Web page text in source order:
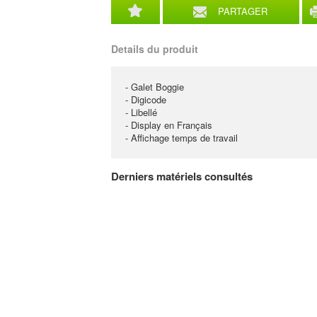
PARTAGER
Details du produit
- Galet Boggie
- Digicode
- Libellé
- Display en Français
- Affichage temps de travail
Derniers matériels consultés